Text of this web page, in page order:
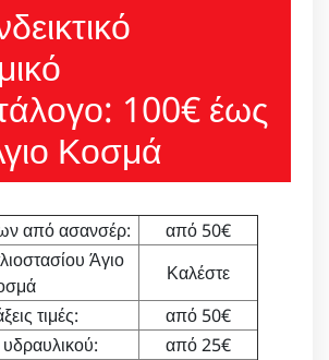
100€ έως
Κοσμά
από ασανσέρ:
από 50€
Άγιο
Καλέστε
τιμές:
από 50€
από 25€